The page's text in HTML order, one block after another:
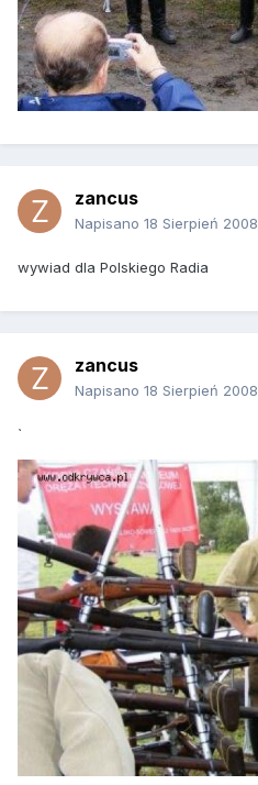
zancus
Napisano 18 Sierpień 2008
wywiad dla Polskiego Radia
zancus
Napisano 18 Sierpień 2008
`